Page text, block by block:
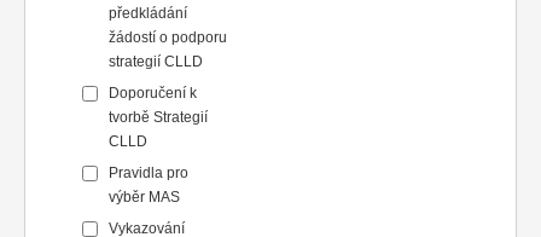
předkládání
žádostí o podporu
strategií CLLD
Doporučení k
tvorbě Strategií
CLLD
Pravidla pro
výběr MAS
Vykazování